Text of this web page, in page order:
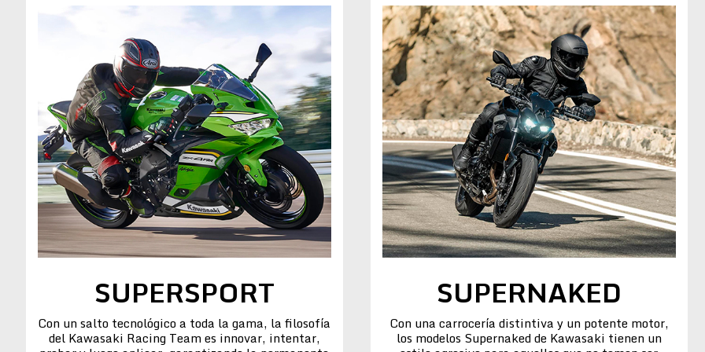
SUPERSPORT
Con un salto tecnológico a toda la gama, la filosofía
del Kawasaki Racing Team es innovar, intentar,
SUPERNAKED
Con una carrocería distintiva y un potente motor,
los modelos Supernaked de Kawasaki tienen un